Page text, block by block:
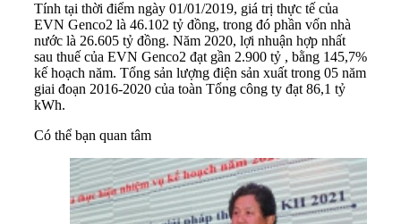
Tính tại thời điểm ngày 01/01/2019, giá trị thực tế của
EVN Genco2 là 46.102 tỷ đồng, trong đó phần vốn nhà
nước là 26.605 tỷ đồng. Năm 2020, lợi nhuận hợp nhất
sau thuế của EVN Genco2 đạt gần 2.900 tỷ , bằng 145,7%
kế hoạch năm. Tổng sản lượng điện sản xuất trong 05 năm
giai đoạn 2016-2020 của toàn Tổng công ty đạt 86,1 tỷ
kWh.
Có thể bạn quan tâm